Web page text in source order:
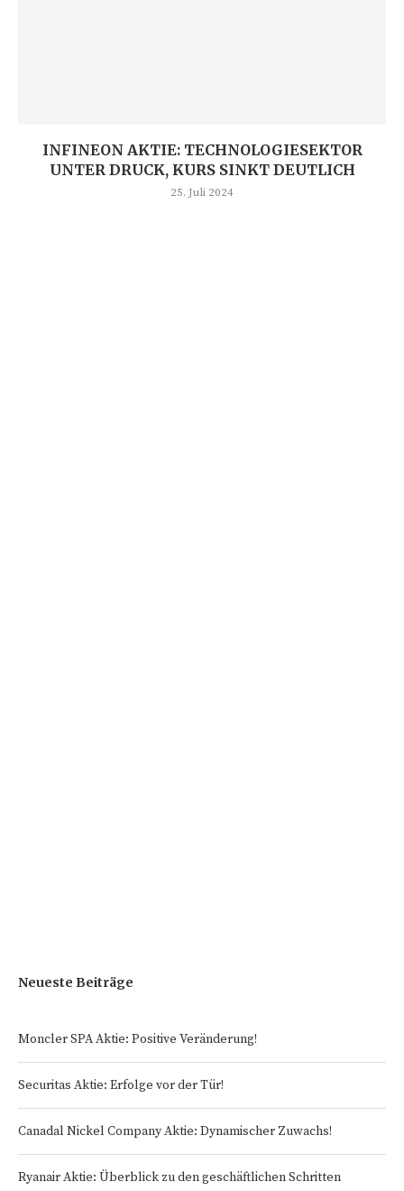
INFINEON AKTIE: TECHNOLOGIESEKTOR
UNTER DRUCK, KURS SINKT DEUTLICH
25. Juli 2024
Neueste Beiträge
Moncler SPA Aktie: Positive Veränderung!
Securitas Aktie: Erfolge vor der Tür!
Canadal Nickel Company Aktie: Dynamischer Zuwachs!
Ryanair Aktie: Überblick zu den geschäftlichen Schritten